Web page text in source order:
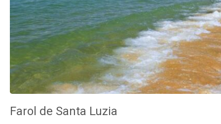
Farol de Santa Luzia